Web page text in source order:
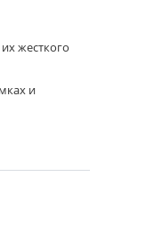
жесткого
и